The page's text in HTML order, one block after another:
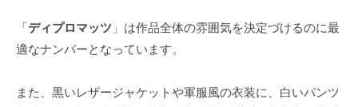
「ディプロマッツ 」は作品全体の雰囲気を決定づけるのに最
適なナンバーとなっています。
また、黒いレザージャケットや軍服風の衣装に、白いパンツ